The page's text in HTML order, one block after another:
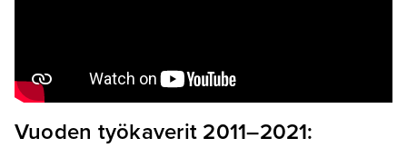
Vuoden työkaverit 2011–2021: